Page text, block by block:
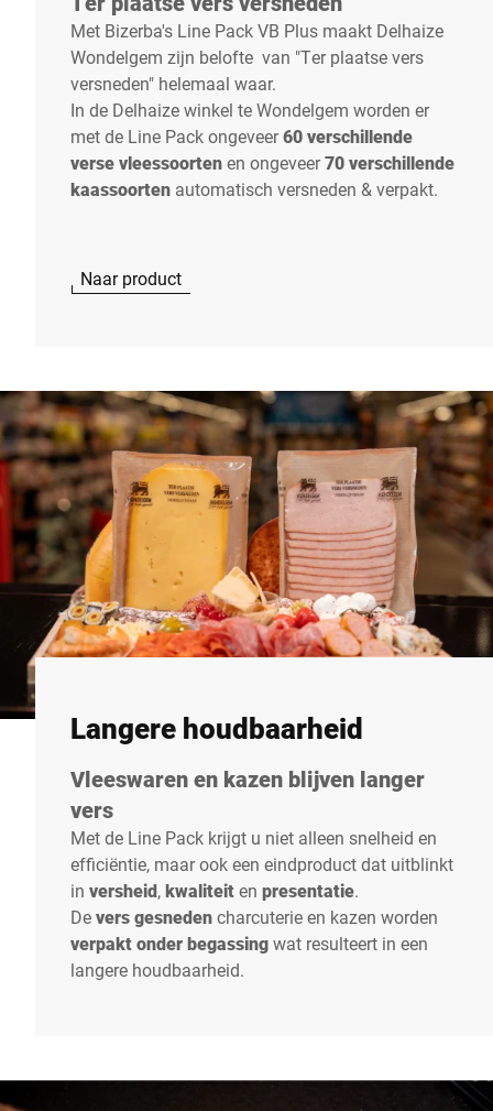
Met Bizerba's Line Pack VB Plus maakt Delhaize
Wondelgem zijn belofte van "Ter plaatse vers
versneden" helemaal waar.
In de Delhaize winkel te Wondelgem worden er
met de Line Pack ongeveer60 verschillende
verse vleessoortenen ongeveer70 verschillende
kaassoorten automatisch versneden & verpakt.
Naar product
Langere houdbaarheid
Vleeswaren en kazen blijven langer
vers
Met de Line Pack krijgt u niet alleen snelheid en
efficiëntie, maar ook een eindproduct dat uitblinkt
in versheid,kwaliteiten presentatie.
Devers gesnedencharcuterie en kazen worden
verpakt onder begassingwat resulteert in een
langere houdbaarheid.